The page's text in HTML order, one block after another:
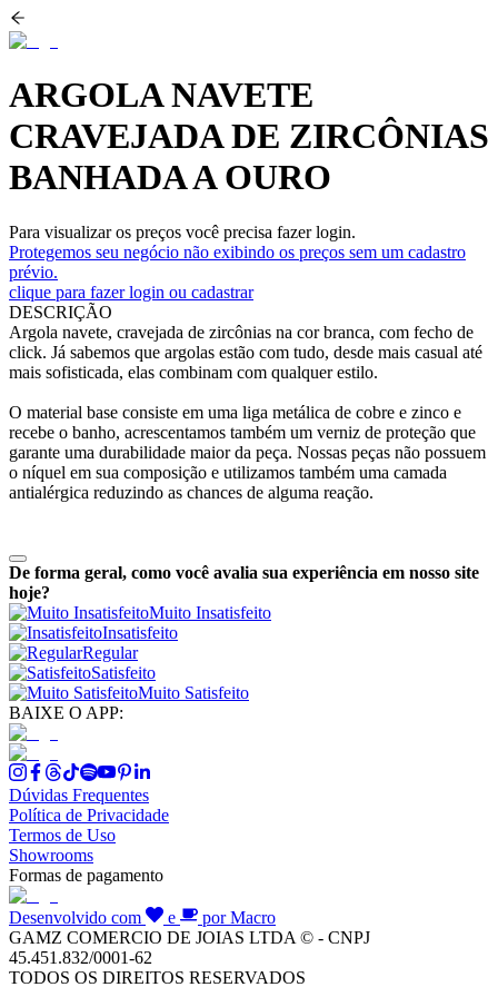
ARGOLA NAVETE
CRAVEJADA DE ZIRCÔNIAS
BANHADA A OURO
Para visualizar os preços você precisa fazer login.
Protegemos seu negócio não exibindo os preços sem um cadastro
prévio.
clique para fazer login ou cadastrar
DESCRIÇÃO
Argola navete, cravejada de zircônias na cor branca, com fecho de
click. Já sabemos que argolas estão com tudo, desde mais casual até
mais sofisticada, elas combinam com qualquer estilo.
O material base consiste em uma liga metálica de cobre e zinco e
recebe o banho, acrescentamos também um verniz de proteção que
garante uma durabilidade maior da peça. Nossas peças não possuem
o níquel em sua composição e utilizamos também uma camada
antialérgica reduzindo as chances de alguma reação.
De forma geral, como você avalia sua experiência em nosso site
hoje?
Muito Insatisfeito
Insatisfeito
Regular
Satisfeito
Muito Satisfeito
BAIXE O APP:
Dúvidas Frequentes
Política de Privacidade
Termos de Uso
Showrooms
Formas de pagamento
Desenvolvido com e
por Macro
GAMZ COMERCIO DE JOIAS LTDA © - CNPJ
45.451.832/0001-62
TODOS OS DIREITOS RESERVADOS